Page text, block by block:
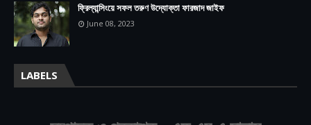
ফ্রিল্যান্সিংয়ে সফল তরুণ উদ্যোক্তা ফারজাদ জাইফ
June 08, 2023
LABELS